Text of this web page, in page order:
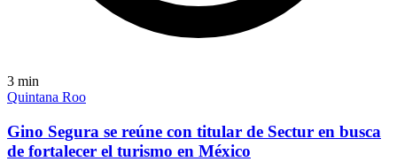
3 min
Quintana Roo
Gino Segura se reúne con titular de Sectur en busca
de fortalecer el turismo en México